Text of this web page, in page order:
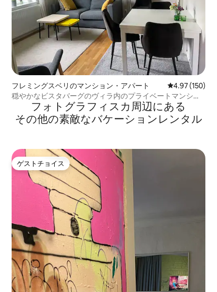
フレミングスベリのマンション・アパート レビュー150
4.97 (150)
穏やかなビスタバーグのヴィラ内のプライベートマンショ
フォトグラフィスカ⁠周⁠辺⁠に⁠あ⁠る
そ⁠の⁠他⁠の素⁠敵⁠なバ⁠ケ⁠ー⁠シ⁠ョ⁠ン⁠レ⁠ン⁠タ⁠ル
ゲストチョイス
ゲストチョイス